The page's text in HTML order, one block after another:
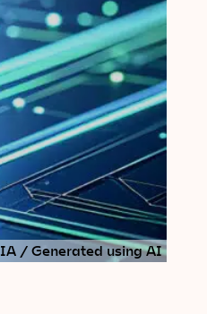
/ Generated using AI